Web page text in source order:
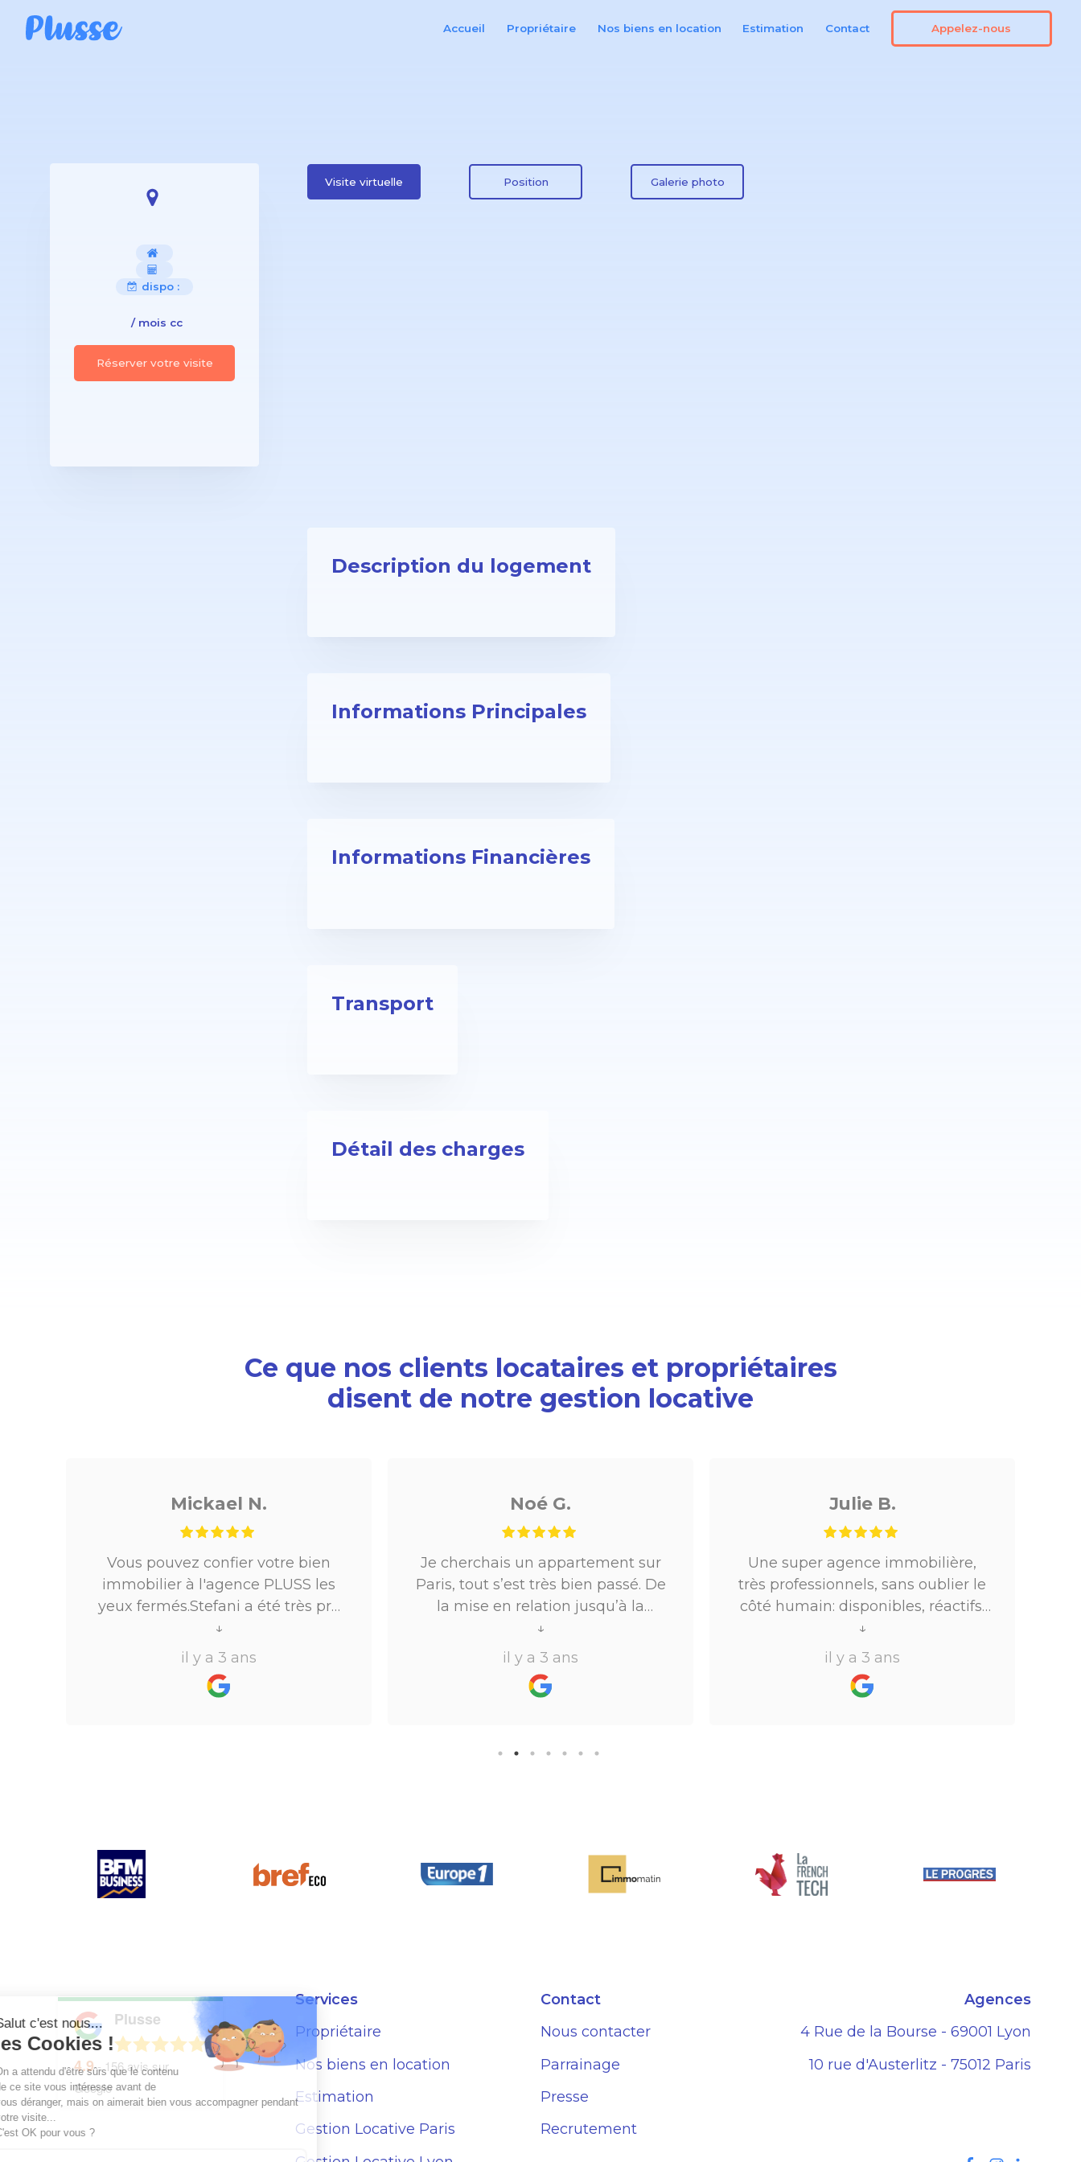
Accueil Propriétaire Nos biens en location Estimation Contact Appelez-nous
dispo :
/ mois cc
Réserver votre visite
Visite virtuelle Position Galerie photo
Description du logement
Informations Principales
Informations Financières
Transport
Détail des charges
Ce que nos clients locataires et propriétaires
disent de notre gestion locative
Mickael N.
Vous pouvez confier votre bien
immobilier à l'agence PLUSS les
yeux fermés.Stefani a été très pro
tout au long du processus.Très
réactive, elle a su répondre à
toutes mes questions en moins de
24h par email ou par
↓
il y a 3 ans
Noé G.
Je cherchais un appartement sur
Paris, tout s’est très bien passé. De
la mise en relation jusqu’à la
location. Le digital qui fait gagner
beaucoup de temps ne fait pas
perdre l’aspect humain ce qui est
vraiment bien ! Je recommande
↓
il y a 3 ans
Julie B.
Une super agence immobilière,
très professionnels, sans oublier le
côté humain: disponibles, réactifs,
ils ont su m’accompagner dans
mon projet locatif.Merci !Je
recommande
↓
il y a 3 ans
Plusse
4.9-156avis sur
Google
Services
Propriétaire
Nos biens en location
Estimation
Gestion Locative Paris
Contact
Nous contacter
Parrainage
Presse
Recrutement
Agences
4 Rue de la Bourse - 69001 Lyon
10 rue d'Austerlitz - 75012 Paris
Salut c'est nous...
les Cookies !
On a attendu d'être sûrs que le contenu
de ce site vous intéresse avant de
vous déranger, mais on aimerait bien vous accompagner pendant
votre visite...
C'est OK pour vous ?